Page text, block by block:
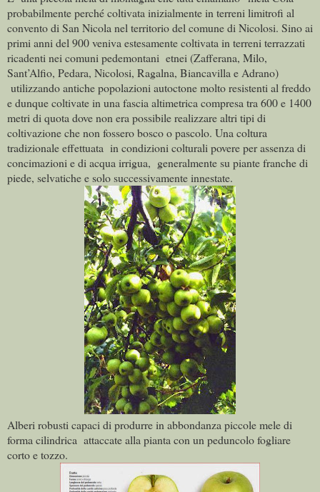
probabilmente perché coltivata inizialmente in terreni limitrofi al
convento di San Nicola nel territorio del comune di Nicolosi. Sino ai
primi anni del 900 veniva estesamente coltivata in terreni terrazzati
ricadenti nei comuni pedemontani etnei (Zafferana, Milo,
Sant’Alfio, Pedara, Nicolosi, Ragalna, Biancavilla e Adrano)
utilizzando antiche popolazioni autoctone molto resistenti al freddo
e dunque coltivate in una fascia altimetrica compresa tra 600 e 1400
metri di quota dove non era possibile realizzare altri tipi di
coltivazione che non fossero bosco o pascolo. Una coltura
tradizionale effettuata in condizioni colturali povere per assenza di
concimazioni e di acqua irrigua, generalmente su piante franche di
piede, selvatiche e solo successivamente innestate.
Alberi robusti capaci di produrre in abbondanza piccole mele di
forma cilindrica attaccate alla pianta con un peduncolo fogliare
corto e tozzo.